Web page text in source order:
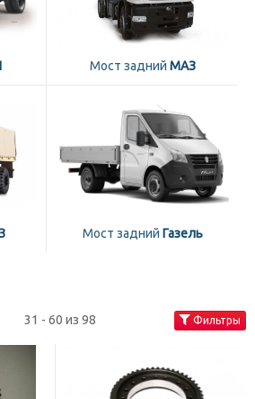
Мост задний МАЗ
Мост задний Газель
31 - 60 из 98 Фильтры